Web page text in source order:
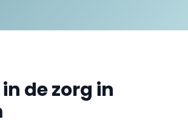
de zorg in